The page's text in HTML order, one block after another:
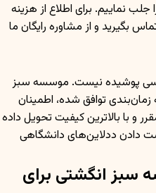
نماییم. برای اطلاع از هزینه
بگیرید و از مشاوره رایگان ما
کسی پوشیده نیست. موسسه سبز
زمان‌بندی توافق شده، اطمینان
و با بالاترین کیفیت تحویل داده
دادن ددلاین‌های دانشگاهی
سبز انگشتی برای